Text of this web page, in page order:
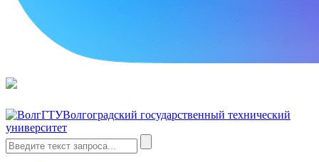
Волгоградский государственный технический
университет